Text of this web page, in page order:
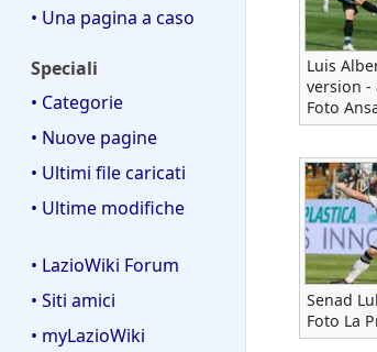
• Una pagina a caso
Speciali
• Categorie
• Nuove pagine
• Ultimi file caricati
• Ultime modifiche
• LazioWiki Forum
• Siti amici
• myLazioWiki
Luis
version -
Foto
Senad
Foto La